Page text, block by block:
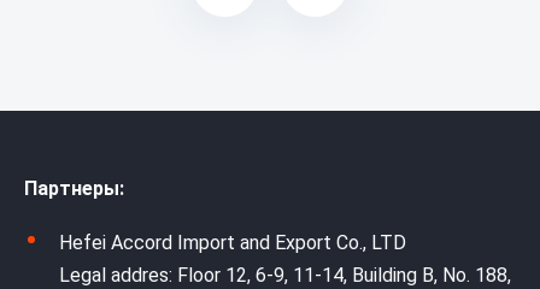
Партнеры:
Hefei Accord Import and Export Co., LTD
Legal addres: Floor 12, 6-9, 11-14, Building B, No. 188,